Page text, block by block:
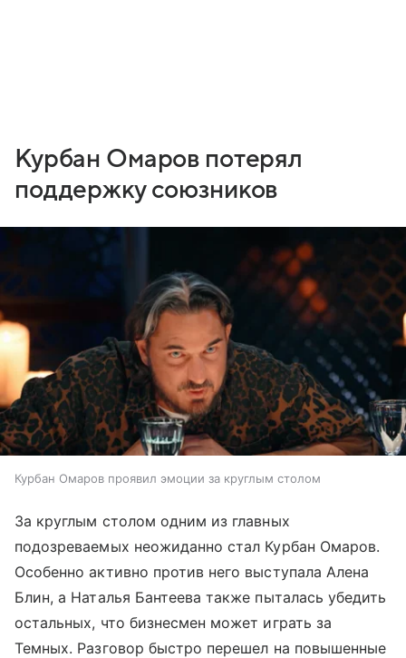
Курбан Омаров потерял
поддержку союзников
Курбан Омаров проявил эмоции за круглым столом
За круглым столом одним из главных
подозреваемых неожиданно стал Курбан Омаров.
Особенно активно против него выступала Алена
Блин, а Наталья Бантеева также пыталась убедить
остальных, что бизнесмен может играть за
Темных. Разговор быстро перешел на повышенные